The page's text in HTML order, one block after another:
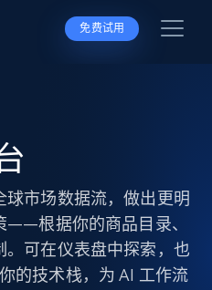
免费试用
市场数据流，做出更明
——根据你的商品目录、
可在仪表盘中探索，也
的技术栈，为 AI 工作流